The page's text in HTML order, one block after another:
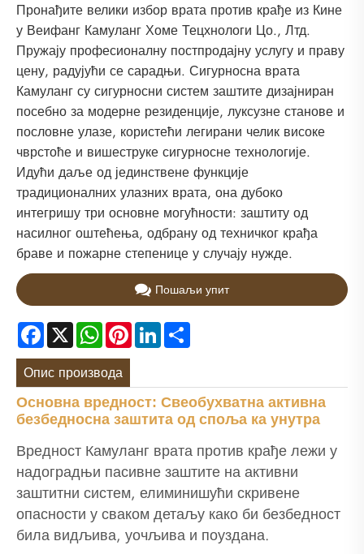
Пронађите велики избор врата против крађе из Кине
у Веифанг Камуланг Хоме Тецхнологи Цо., Лтд.
Пружају професионалну постпродајну услугу и праву
цену, радујући се сарадњи. Сигурносна врата
Камуланг су сигурносни систем заштите дизајниран
посебно за модерне резиденције, луксузне станове и
пословне улазе, користећи легирани челик високе
чврстоће и вишеструке сигурносне технологије.
Идући даље од јединствене функције
традиционалних улазних врата, она дубоко
интегришу три основне могућности: заштиту од
насилног оштећења, одбрану од техничког крађа
браве и пожарне степенице у случају нужде.
Пошаљи упит
Facebook
X WhatsApp
PinterestLinkedIn
Опис производа
Основна вредност: Свеобухватна активна
безбедносна заштита од споља ка унутра
Вредност Камуланг врата против крађе лежи у
надоградњи пасивне заштите на активни
заштитни систем, елиминишући скривене
опасности у сваком детаљу како би безбедност
била видљива, уочљива и поуздана.